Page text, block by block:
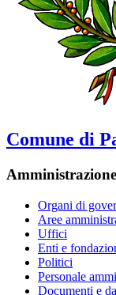
Comune di
Amministrazione
Organi di
Aree
Uffici
Enti e
Politici
Personale
Documenti e